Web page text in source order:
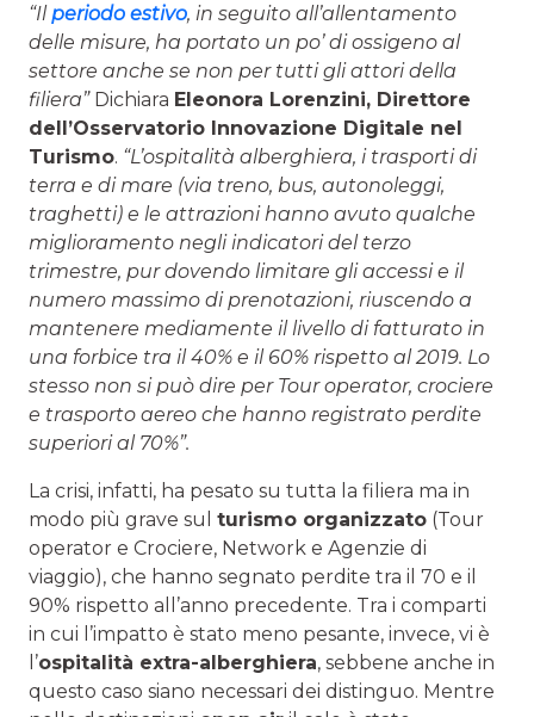
“Il periodo estivo, in seguito all’allentamento
delle misure, ha portato un po’ di ossigeno al
settore anche se non per tutti gli attori della
filiera” Dichiara Eleonora Lorenzini, Direttore
dell’Osservatorio Innovazione Digitale nel
Turismo. “L’ospitalità alberghiera, i trasporti di
terra e di mare (via treno, bus, autonoleggi,
traghetti) e le attrazioni hanno avuto qualche
miglioramento negli indicatori del terzo
trimestre, pur dovendo limitare gli accessi e il
numero massimo di prenotazioni, riuscendo a
mantenere mediamente il livello di fatturato in
una forbice tra il 40% e il 60% rispetto al 2019. Lo
stesso non si può dire per Tour operator, crociere
e trasporto aereo che hanno registrato perdite
superiori al 70%”.
La crisi, infatti, ha pesato su tutta la filiera ma in
modo più grave sul turismo organizzato (Tour
operator e Crociere, Network e Agenzie di
viaggio), che hanno segnato perdite tra il 70 e il
90% rispetto all’anno precedente. Tra i comparti
in cui l’impatto è stato meno pesante, invece, vi è
l’ospitalità extra-alberghiera, sebbene anche in
questo caso siano necessari dei distinguo. Mentre